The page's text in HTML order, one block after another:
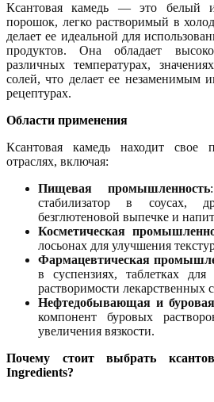
Ксантовая камедь — это белый
порошок, легко растворимый в
делает ее идеальной для
продуктов. Она обладает
различных температурах,
солей, что делает ее незаменимым
рецептурах.
Области применения
Ксантовая камедь находит свое
отраслях, включая:
Пищевая промышленность
стабилизатор в соусах,
безглютеновой выпечке и
Косметическая
лосьонах для улучшения
Фармацевтическая
в суспензиях, таблетках
растворимости лекарственных
Нефтедобывающая и
компонент буровых
увеличения вязкости.
Почему стоит выбрать
Ingredients?